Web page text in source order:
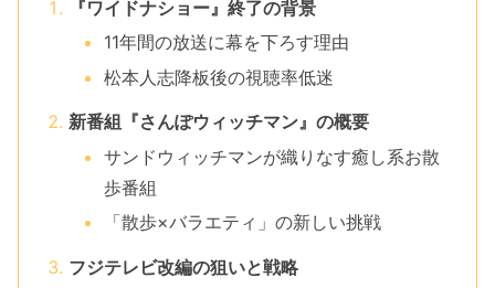
『ワイドナショー』終了の背景
11年間の放送に幕を下ろす理由
松本人志降板後の視聴率低迷
新番組『さんぽウィッチマン』の概要
サンドウィッチマンが織りなす癒し系お散
歩番組
「散歩×バラエティ」の新しい挑戦
フジテレビ改編の狙いと戦略